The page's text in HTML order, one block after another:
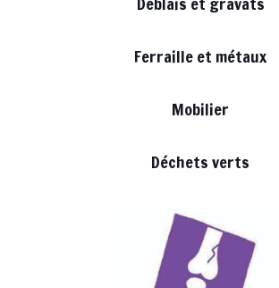
Ferraille et métaux
Mobilier
Déchets verts